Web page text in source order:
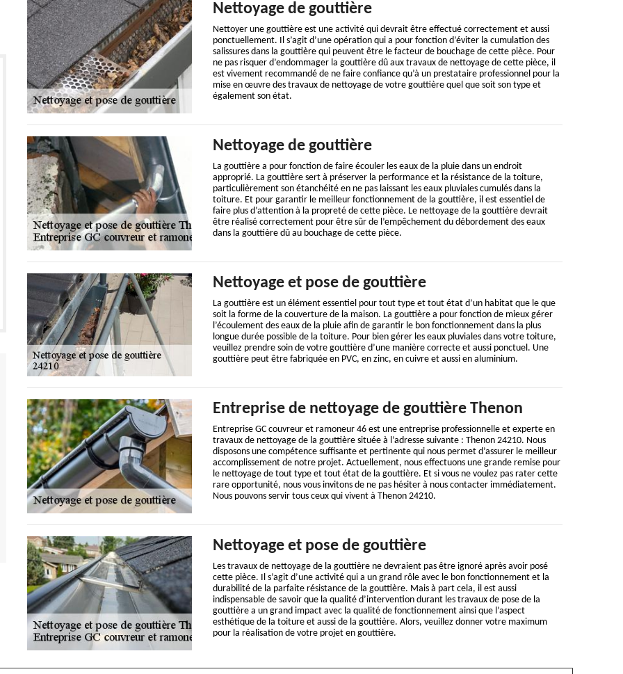
Nettoyage de gouttière
Nettoyer une gouttière est une activité qui devrait être effectué correctement et aussi
ponctuellement. Il s’agit d’une opération qui a pour fonction d’éviter la cumulation des
salissures dans la gouttière qui peuvent être le facteur de bouchage de cette pièce. Pour
ne pas risquer d’endommager la gouttière dû aux travaux de nettoyage de cette pièce, il
est vivement recommandé de ne faire confiance qu’à un prestataire professionnel pour la
mise en œuvre des travaux de nettoyage de votre gouttière quel que soit son type et
également son état.
Nettoyage de gouttière
La gouttière a pour fonction de faire écouler les eaux de la pluie dans un endroit
approprié. La gouttière sert à préserver la performance et la résistance de la toiture,
particulièrement son étanchéité en ne pas laissant les eaux pluviales cumulés dans la
toiture. Et pour garantir le meilleur fonctionnement de la gouttière, il est essentiel de
faire plus d’attention à la propreté de cette pièce. Le nettoyage de la gouttière devrait
être réalisé correctement pour être sûr de l’empêchement du débordement des eaux
dans la gouttière dû au bouchage de cette pièce.
Nettoyage et pose de gouttière
La gouttière est un élément essentiel pour tout type et tout état d’un habitat que le que
soit la forme de la couverture de la maison. La gouttière a pour fonction de mieux gérer
l’écoulement des eaux de la pluie afin de garantir le bon fonctionnement dans la plus
longue durée possible de la toiture. Pour bien gérer les eaux pluviales dans votre toiture,
veuillez prendre soin de votre gouttière d’une manière correcte et aussi ponctuel. Une
gouttière peut être fabriquée en PVC, en zinc, en cuivre et aussi en aluminium.
Entreprise de nettoyage de gouttière Thenon
Entreprise GC couvreur et ramoneur 46 est une entreprise professionnelle et experte en
travaux de nettoyage de la gouttière située à l’adresse suivante : Thenon 24210. Nous
disposons une compétence suffisante et pertinente qui nous permet d’assurer le meilleur
accomplissement de notre projet. Actuellement, nous effectuons une grande remise pour
le nettoyage de tout type et tout état de la gouttière. Et si vous ne voulez pas rater cette
rare opportunité, nous vous invitons de ne pas hésiter à nous contacter immédiatement.
Nous pouvons servir tous ceux qui vivent à Thenon 24210.
Nettoyage et pose de gouttière
Les travaux de nettoyage de la gouttière ne devraient pas être ignoré après avoir posé
cette pièce. Il s’agit d’une activité qui a un grand rôle avec le bon fonctionnement et la
durabilité de la parfaite résistance de la gouttière. Mais à part cela, il est aussi
indispensable de savoir que la qualité d’intervention durant les travaux de pose de la
gouttière a un grand impact avec la qualité de fonctionnement ainsi que l’aspect
esthétique de la toiture et aussi de la gouttière. Alors, veuillez donner votre maximum
pour la réalisation de votre projet en gouttière.